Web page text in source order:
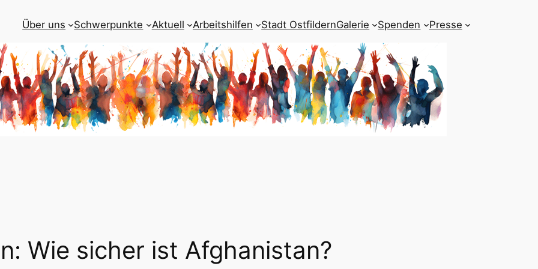
Über uns Schwerpunkte Aktuell Arbeitshilfen Stadt OstfildernGalerie Spenden Presse
Wie sicher ist Afghanistan?